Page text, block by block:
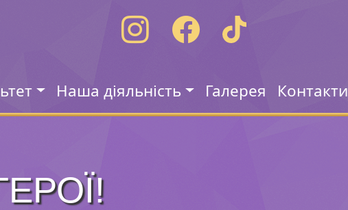
Наша діяльність Галерея Контакти